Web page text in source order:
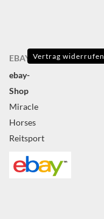
EBAY
ebay-
Shop
Miracle
Horses
Reitsport
Vertrag widerrufen